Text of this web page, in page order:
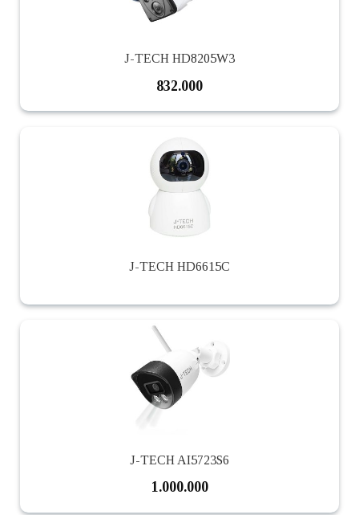
J-TECH HD8205W3
832.000
J-TECH HD6615C
J-TECH AI5723S6
1.000.000